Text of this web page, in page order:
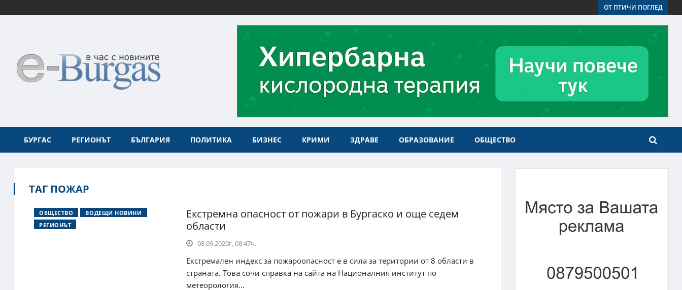
ОТ ПТИЧИ ПОГЛЕД
БУРГАС РЕГИОНЪТ БЪЛГАРИЯ ПОЛИТИКА БИЗНЕС КРИМИ ЗДРАВЕ ОБРАЗОВАНИЕ ОБЩЕСТВО
ТАГ ПОЖАР
ОБЩЕСТВО
ВОДЕЩИ НОВИНИ
РЕГИОНЪТ
Екстремна опасност от пожари в Бургаско и още седем
области
08.09.2020г. 08:47ч.
Екстремален индекс за пожароопасност е в сила за територии от 8 области в
страната. Това сочи справка на сайта на Националния институт по
метеорология...